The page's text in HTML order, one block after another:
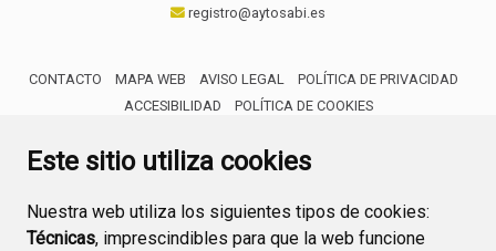
Este sitio utiliza cookies
Nuestra web utiliza los siguientes tipos de cookies:
Técnicas, imprescindibles para que la web funcione
registro@aytosabi.es
CONTACTO MAPA WEB AVISO LEGAL
POLÍTICA DE PRIVACIDAD
ACCESIBILIDAD
POLÍTICA DE COOKIES